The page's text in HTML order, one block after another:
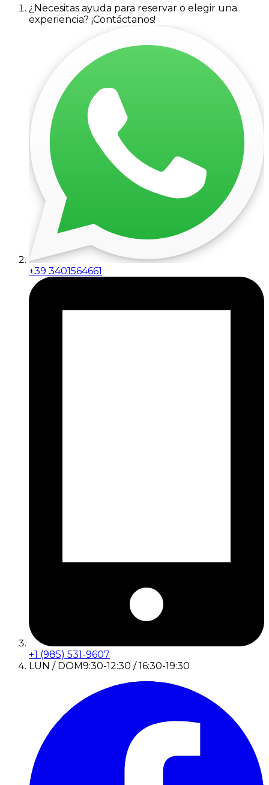
¿Necesitas ayuda para reservar o elegir una
experiencia? ¡Contáctanos!
+39 3401564661
+1 (985) 531-9607
LUN / DOM9:30-12:30 / 16:30-19:30